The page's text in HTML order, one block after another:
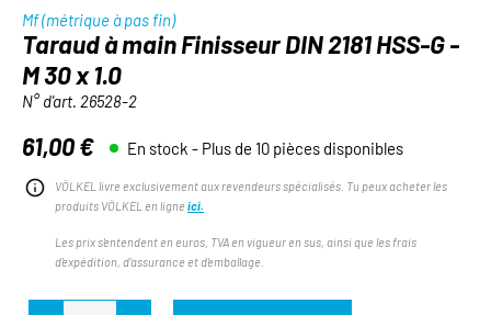
Mf (métrique à pas fin)
Taraud à main Finisseur DIN 2181 HSS-G -
M 30 x 1.0
N° d'art. 26528-2
Prix régulier :
61,00 € En stock - Plus de 10 pièces disponibles
VÖLKEL livre exclusivement aux revendeurs spécialisés. Tu peux acheter les
produits VÖLKEL en ligne ici.
Les prix s'entendent en euros, TVA en vigueur en sus, ainsi que les frais
d'expédition, d'assurance et d'emballage.